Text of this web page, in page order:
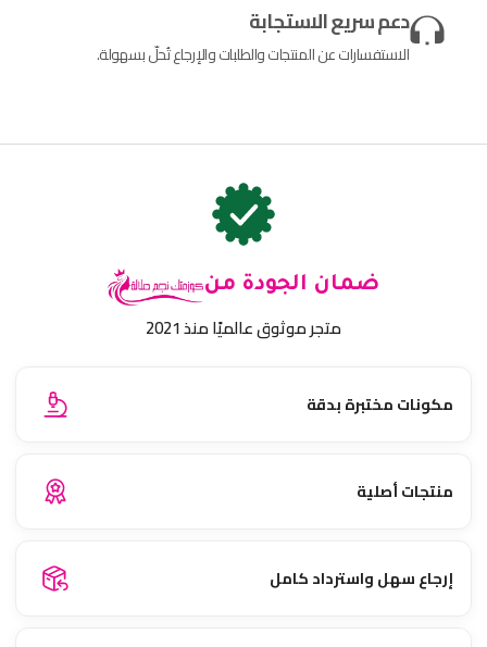
دعم سريع الاستجابة
الاستفسارات عن المنتجات والطلبات والإرجاع تُحلّ بسهولة.
ضمان الجودة من
متجر موثوق عالميًا منذ 2021
مكونات مختبرة بدقة
منتجات أصلية
إرجاع سهل واسترداد كامل